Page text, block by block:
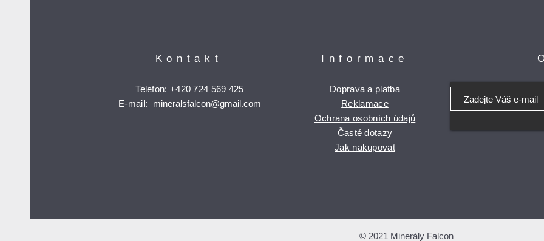
Kontakt
Telefon: +420 724 569 425
E-mail: mineralsfalcon@gmail.com
Informace
Doprava a platba
Reklamace
Ochrana osobních údajů
Časté dotazy
Jak nakupovat
© 2021 Minerály Falcon